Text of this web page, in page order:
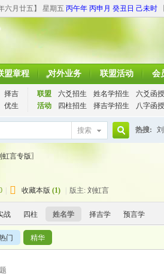
六月廿五】 星期五 丙午年 丙申月 癸丑日 己未时
盟章程 对外业务 联盟活动 会
择吉
优生
联盟 六爻招生 姓名学招生
六爻函授
活动
四柱招生 择吉学招生 八字函授
搜索 热搜:
虹言专版〗
收藏本版 (1) 版主: 刘虹言
战 四柱 姓名学 择吉学 预言学
门 精华